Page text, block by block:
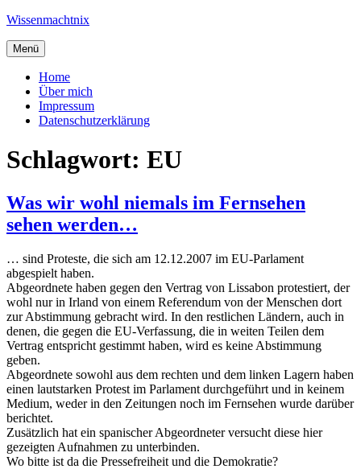
Zum
springen
Wissenmachtnix
Menü
Home
Über mich
Impressum
Datenschutzerklärung
Schlagwort: EU
Was wir wohl niemals im Fernsehen
sehen werden…
… sind Proteste, die sich am 12.12.2007 im EU-Parlament
abgespielt haben.
Abgeordnete haben gegen den Vertrag von Lissabon protestiert, der
wohl nur in Irland von einem Referendum von der Menschen dort
zur Abstimmung gebracht wird. In den restlichen Ländern, auch in
denen, die gegen die EU-Verfassung, die in weiten Teilen dem
Vertrag entspricht gestimmt haben, wird es keine Abstimmung
geben.
Abgeordnete sowohl aus dem rechten und dem linken Lagern haben
einen lautstarken Protest im Parlament durchgeführt und in keinem
Medium, weder in den Zeitungen noch im Fernsehen wurde darüber
berichtet.
Zusätzlich hat ein spanischer Abgeordneter versucht diese hier
gezeigten Aufnahmen zu unterbinden.
Wo bitte ist da die Pressefreiheit und die Demokratie?